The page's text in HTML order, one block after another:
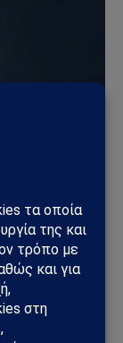
«Οι
μέλλον»